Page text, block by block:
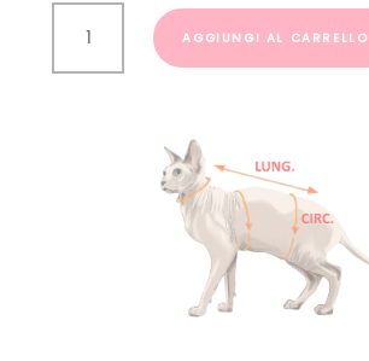
Felpa
Sphynx
Fantasmini
AGGIUNGI AL CARRELLO